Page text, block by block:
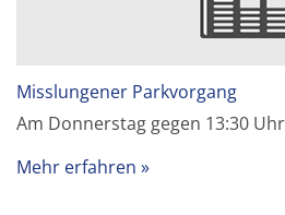
Misslungener Parkvorgang
Am Donnerstag gegen 13:30
Mehr erfahren